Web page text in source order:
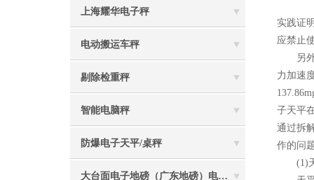
上海耀华电子秤
电动搬运车秤
剔除检重秤
智能电脑秤
防爆电子天平/桌秤
大台面电子地磅（广东地磅）电子汽车衡
实践证
应禁止
另外
力加速
子天平
通过拆
作的问
(1)天